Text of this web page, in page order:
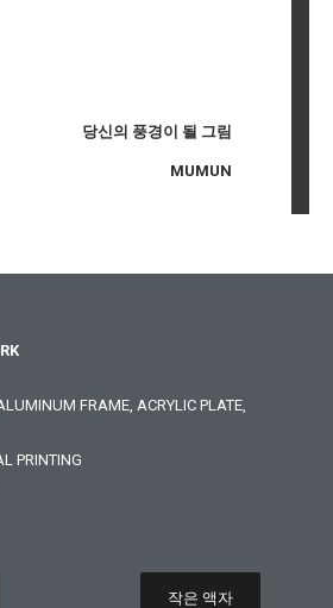
당신의 풍경이 될 그림
MUMUN
FRAME, ACRYLIC PLATE,
PRINTING
작은 액자